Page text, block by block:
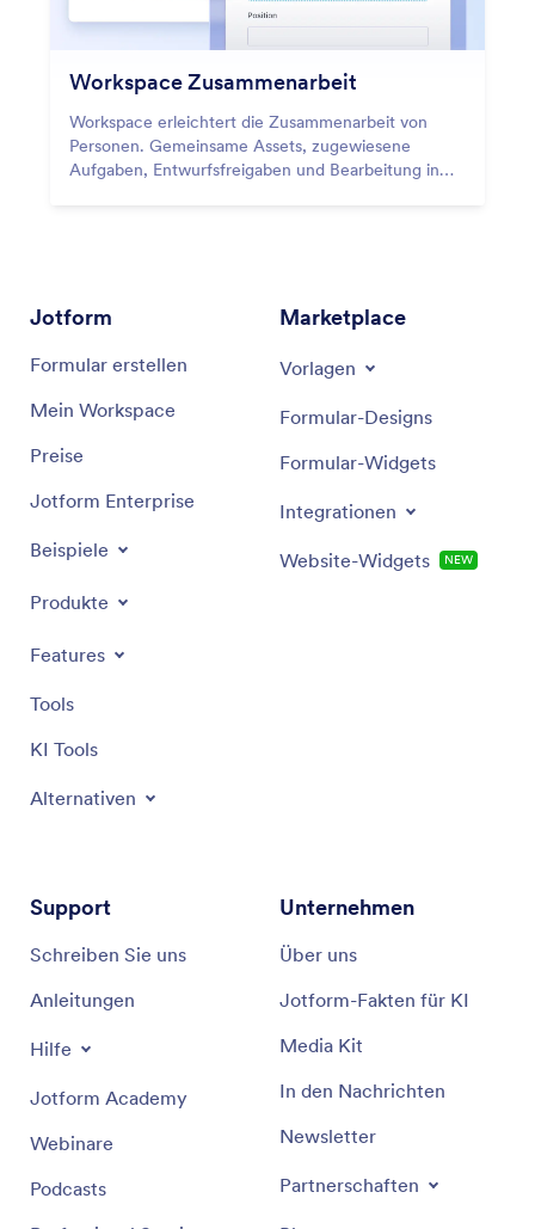
Workspace Zusammenarbeit
Workspace erleichtert die Zusammenarbeit von
Personen. Gemeinsame Assets, zugewiesene
Aufgaben, Entwurfsfreigaben und Bearbeitung in
Jotform
Formular erstellen
Mein Workspace
Preise
Jotform Enterprise
Beispiele
Produkte
Features
Tools
KI Tools
Alternativen
Marketplace
Vorlagen
Formular-Designs
Formular-Widgets
Integrationen
Website-Widgets NEW
Support
Schreiben Sie uns
Anleitungen
Hilfe
Jotform Academy
Webinare
Podcasts
Unternehmen
Über uns
Jotform-Fakten für KI
Media Kit
In den Nachrichten
Newsletter
Partnerschaften